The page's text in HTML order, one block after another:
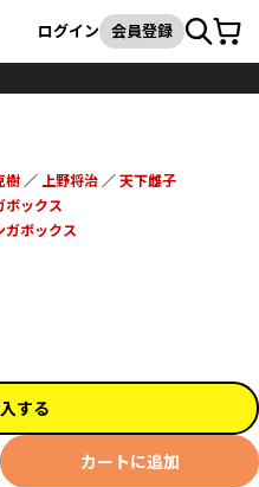
検索
ログイン 会員登録カート
樹／ 上野将治／ 天下雌子
ボックス
ガボックス
する
カートに追加